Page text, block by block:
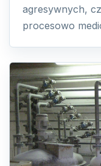
agresywnych,
procesowo